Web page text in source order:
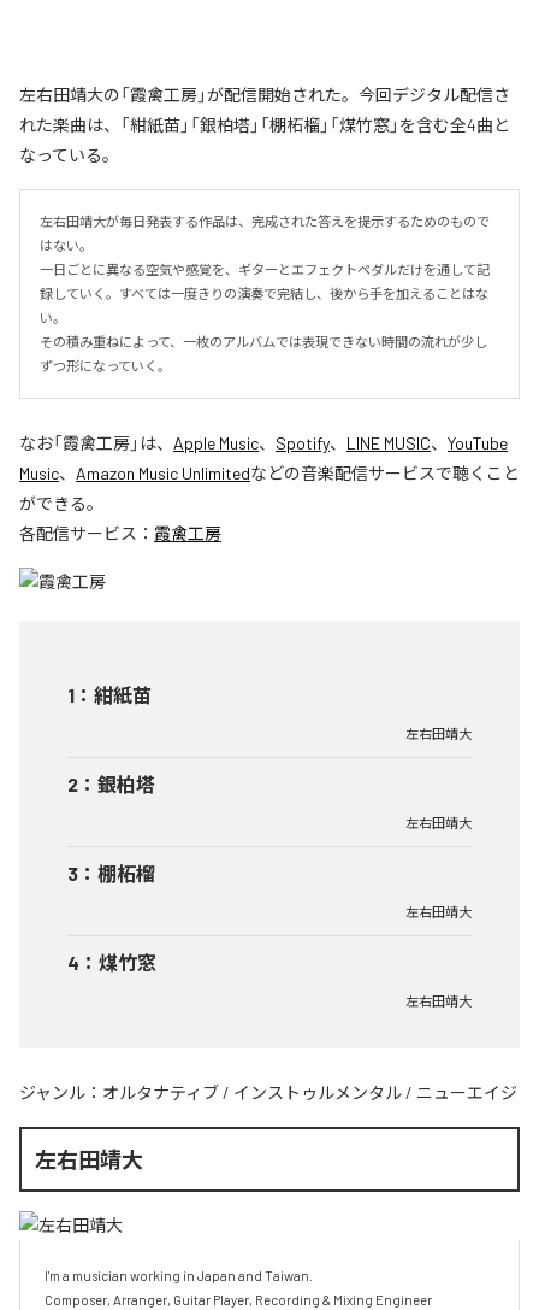
左右田靖大の「霞禽工房」が配信開始された。今回デジタル配信さ
れた楽曲は、「紺紙苗」「銀柏塔」「棚柘榴」「煤竹窓」を含む全4曲と
なっている。
左右田靖大が毎日発表する作品は、完成された答えを提示するためのもので
はない。
一日ごとに異なる空気や感覚を、ギターとエフェクトペダルだけを通して記
録していく。すべては一度きりの演奏で完結し、後から手を加えることはな
い。
その積み重ねによって、一枚のアルバムでは表現できない時間の流れが少し
ずつ形になっていく。
なお「霞禽工房」は、 Apple Music、 Spotify、 LINE MUSIC、 YouTube
Music、 Amazon Music Unlimitedなどの音楽配信サービスで聴くこと
ができる。
各配信サービス： 霞禽工房
1 ： 紺紙苗
左右田靖大
2 ： 銀柏塔
左右田靖大
3 ： 棚柘榴
左右田靖大
4 ： 煤竹窓
左右田靖大
ジャンル： オルタナティブ / インストゥルメンタル / ニューエイジ
左右田靖大
I'm a musician working in Japan and Taiwan.
Composer, Arranger, Guitar Player, Recording & Mixing Engineer